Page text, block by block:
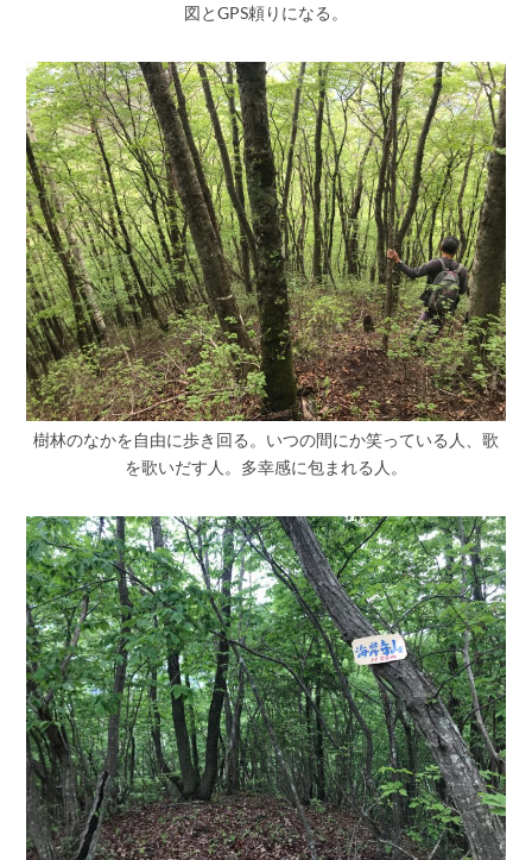
図とGPS頼りになる。
樹林のなかを自由に歩き回る。いつの間にか笑っている人、歌
を歌いだす人。多幸感に包まれる人。